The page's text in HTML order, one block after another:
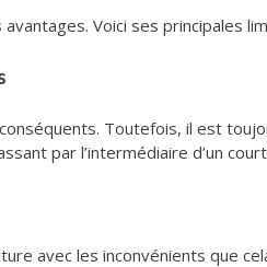
Voici ses principales
Toutefois, il est
par l’intermédiaire d’un
avec les inconvénients que